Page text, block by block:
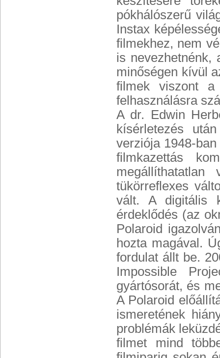
pókhálószerű
Instax
filmekhez, nem
is nevezhetnénk,
minőségen kívül
filmek viszont a
felhasználásra
A dr. Edwin
kísérletezés
verziója 1948-
filmkazettás
tükörreflexes
vált. A digitális
érdeklődés (az
Polaroid
hozta magával.
fordulat állt be.
Impossible
gyártósorát, és
A Polaroid
ismeretének
problémák
filmet mind